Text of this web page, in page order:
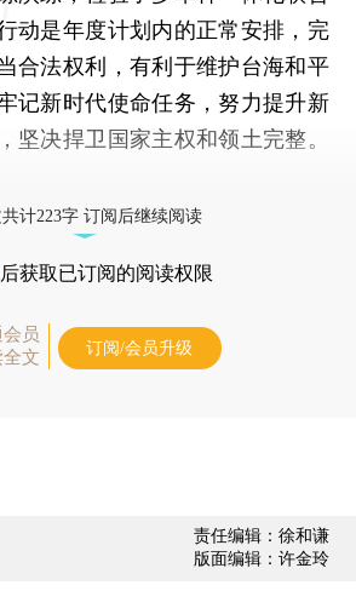
动是年度计划内的正常安排，完
合法权利，有利于维护台海和平
记新时代使命任务，努力提升新
坚决捍卫国家主权和领土完整。
计223字 订阅后继续阅读
后获取已订阅的阅读权限
员
文
订阅/会员升级
责任编辑：徐和谦
版面编辑：许金玲